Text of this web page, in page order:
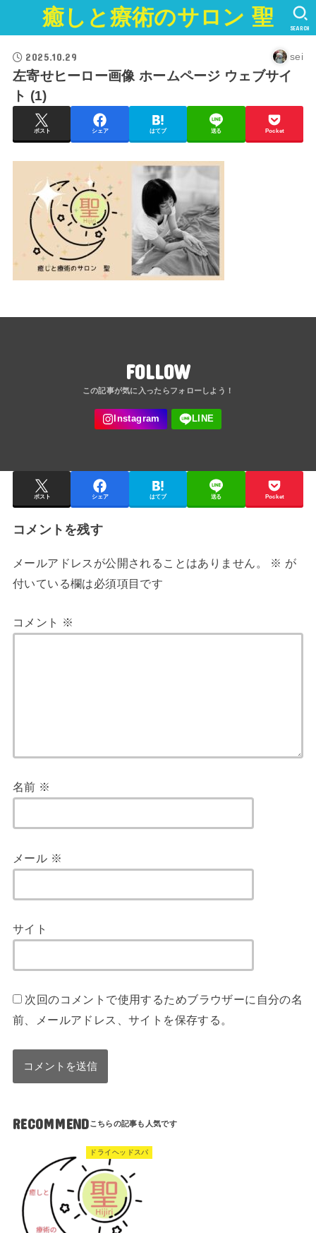
癒しと療術のサロン 聖 SEARCH
2025.10.29 sei
左寄せヒーロー画像 ホームページ ウェブサイ
ト (1)
ポスト シェア はてブ 送る Pocket
FOLLOW
ポスト シェア はてブ 送る Pocket
コメントを残す
メールアドレスが公開されることはありません。 ※ が
付いている欄は必須項目です
コメント ※
名前 ※
メール ※
サイト
次回のコメントで使用するためブラウザーに自分の名
前、メールアドレス、サイトを保存する。
RECOMMEND
ドライヘッドスパ